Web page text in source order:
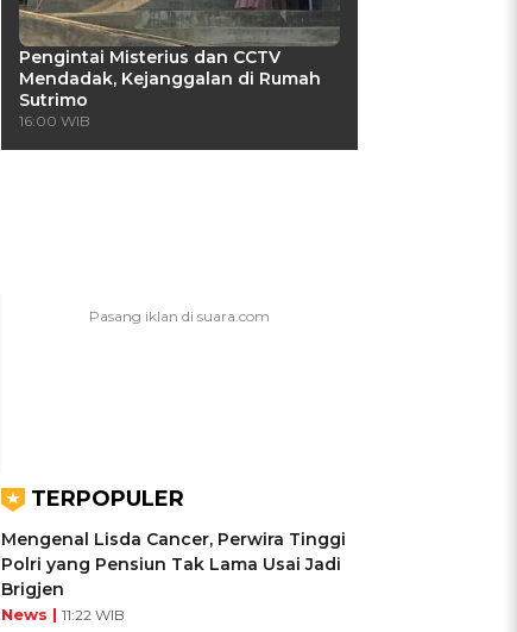
Pengintai Misterius dan CCTV
Mendadak, Kejanggalan di Rumah
Sutrimo
16:00 WIB
TERPOPULER
Mengenal Lisda Cancer, Perwira Tinggi
Polri yang Pensiun Tak Lama Usai Jadi
Brigjen
News | 11:22 WIB